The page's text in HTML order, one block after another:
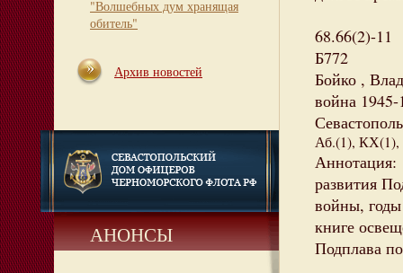
"Волшебных дум хранящая
обитель"
Архив новостей
АНОНСЫ
68.66(2)-11
Б772
Бойко ,
война
Аб.(1), КХ(1),
Аннотация:
развития
войны,
книге
Подплава